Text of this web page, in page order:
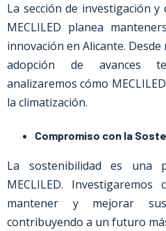
La sección de investigación
MECLILED planea
innovación en Alicante.
adopción de avances
analizaremos cómo
la climatización.
Compromiso con la
La sostenibilidad es una
MECLILED.
mantener y mejorar
contribuyendo a un futuro